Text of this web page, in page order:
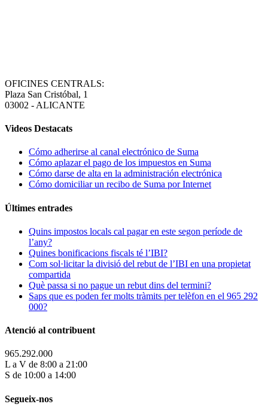
OFICINES CENTRALS:
Plaza San Cristóbal, 1
03002 - ALICANTE
Videos Destacats
Cómo adherirse al canal electrónico de Suma
Cómo aplazar el pago de los impuestos en Suma
Cómo darse de alta en la administración electrónica
Cómo domiciliar un recibo de Suma por Internet
Últimes entrades
Quins impostos locals cal pagar en este segon període de
l’any?
Quines bonificacions fiscals té l’IBI?
Com sol·licitar la divisió del rebut de l’IBI en una propietat
compartida
Què passa si no pague un rebut dins del termini?
Saps que es poden fer molts tràmits per telèfon en el 965 292
000?
Atenció al contribuent
965.292.000
L a V de 8:00 a 21:00
S de 10:00 a 14:00
Segueix-nos